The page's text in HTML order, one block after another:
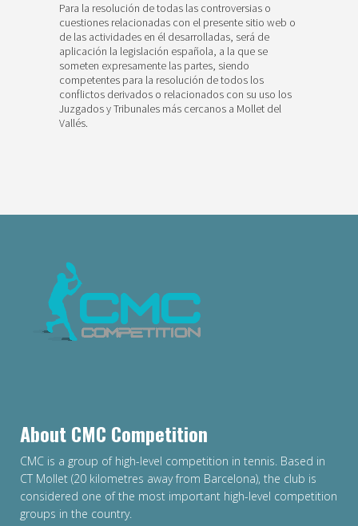
Para la resolución de todas las controversias o
cuestiones relacionadas con el presente sitio web o
de las actividades en él desarrolladas, será de
aplicación la legislación española, a la que se
someten expresamente las partes, siendo
competentes para la resolución de todos los
conflictos derivados o relacionados con su uso los
Juzgados y Tribunales más cercanos a Mollet del
Vallés.
About CMC Competition
CMC is a group of high-level competition in tennis. Based in
CT Mollet (20 kilometres away from Barcelona), the club is
considered one of the most important high-level competition
groups in the country.